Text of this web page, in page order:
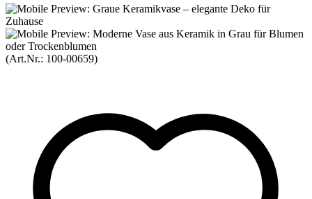
(Art.Nr.: 100-00659)